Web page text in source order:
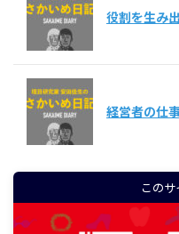
役割を生み
経営者の仕
この